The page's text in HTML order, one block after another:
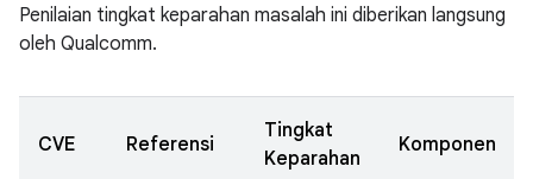
Penilaian tingkat keparahan masalah ini diberikan langsung
oleh Qualcomm.
CVE Referensi
Tingkat
Keparahan
Komponen